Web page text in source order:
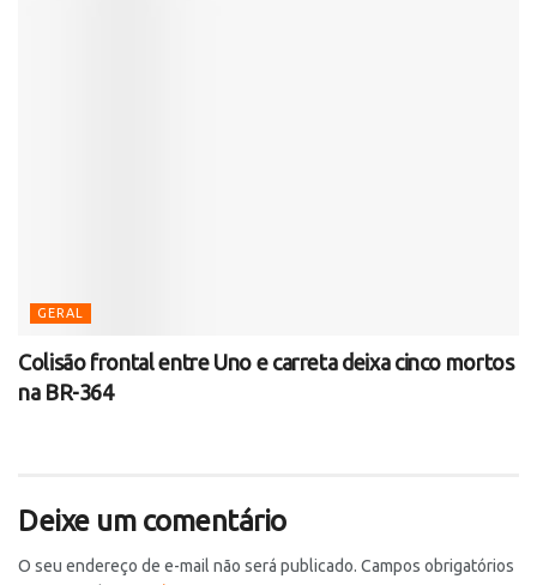
GERAL
Colisão frontal entre Uno e carreta deixa cinco mortos
na BR-364
Deixe um comentário
O seu endereço de e-mail não será publicado. Campos obrigatórios